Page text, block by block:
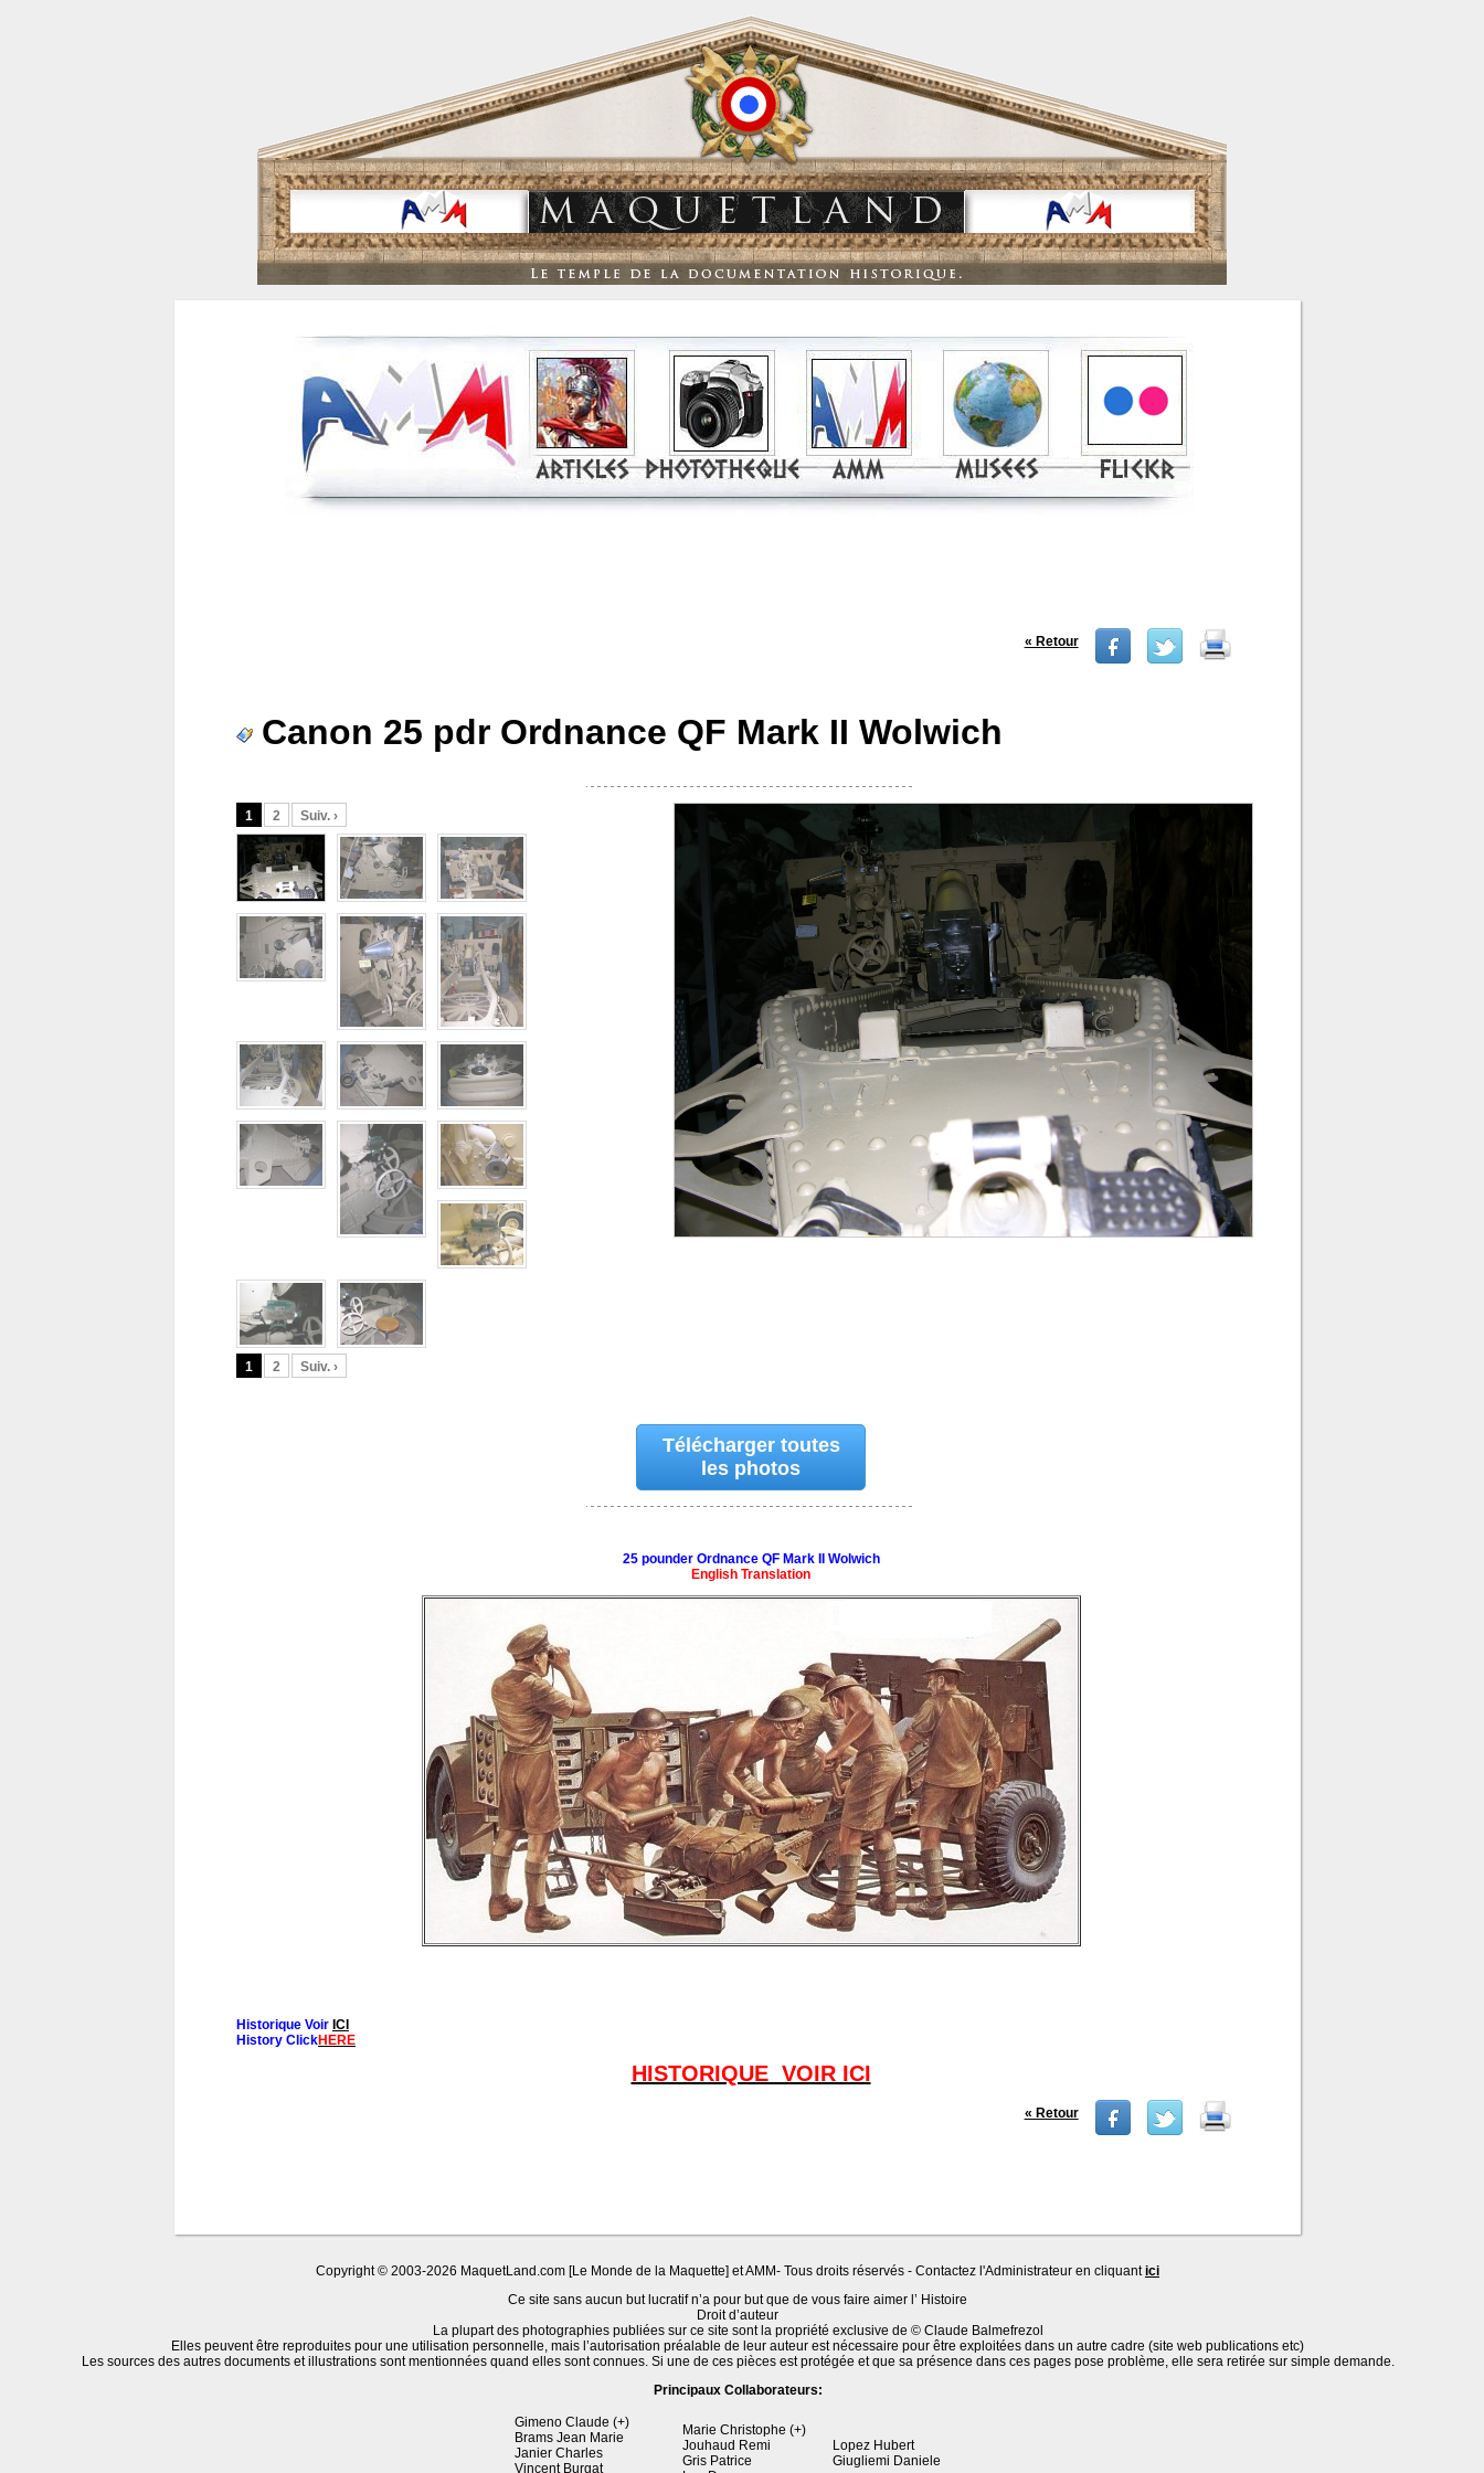
« Retour
Canon 25 pdr Ordnance QF Mark II Wolwich
1 2 Suiv. ›
1 2 Suiv. ›
Télécharger toutes
les photos
25 pounder Ordnance QF Mark II Wolwich
English Translation
Historique Voir ICI
History ClickHERE
HISTORIQUE VOIR ICI
« Retour
Copyright © 2003-2026 MaquetLand.com [Le Monde de la Maquette] et AMM- Tous droits réservés - Contactez l'Administrateur en cliquantici
Ce site sans aucun but lucratif n’a pour but que de vous faire aimer l’ Histoire
Droit d’auteur
La plupart des photographies publiées sur ce site sont la propriété exclusive de © Claude Balmefrezol
Elles peuvent être reproduites pour une utilisation personnelle, mais l’autorisation préalable de leur auteur est nécessaire pour être exploitées dans un autre cadre (site web publications etc)
Les sources des autres documents et illustrations sont mentionnées quand elles sont connues. Si une de ces pièces est protégée et que sa présence dans ces pages pose problème, elle sera retirée sur simple demande.
Principaux Collaborateurs:
Gimeno Claude (+)
Brams Jean Marie
Janier Charles
Vincent Burgat
Marie Christophe (+)
Jouhaud Remi
Gris Patrice
Lopez Hubert
Giugliemi Daniele